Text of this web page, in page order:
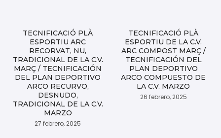
TECNIFICACIÓ PLÀ
ESPORTIU ARC
RECORVAT, NU,
TRADICIONAL DE LA C.V.
MARÇ / TECNIFICACIÓN
DEL PLAN DEPORTIVO
ARCO RECURVO,
DESNUDO,
TRADICIONAL DE LA C.V.
MARZO
27 febrero, 2025
TECNIFICACIÓ PLÀ
ESPORTIU DE LA C.V.
ARC COMPOST MARÇ /
TECNIFICACIÓN DEL
PLAN DEPORTIVO
ARCO COMPUESTO DE
LA C.V. MARZO
26 febrero, 2025